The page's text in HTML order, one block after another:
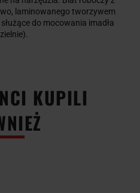
laminowanego tworzywem
do mocowania imadła
KUPILI